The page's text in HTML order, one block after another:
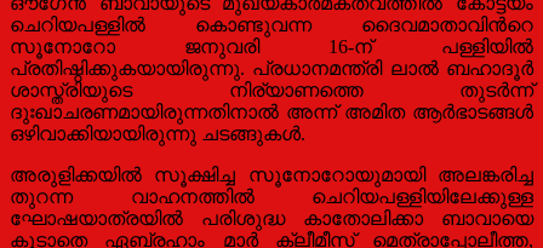
ചെറിയപള്ളില്‍ കൊണ്ടുവന്ന ദൈവമാതാവിന്‍റെ
സൂനോറോ ജനുവരി 16-ന് പള്ളിയില്‍
പ്രതിഷ്ഠിക്കുകയായിരുന്നു. പ്രധാനമന്ത്രി ലാല്‍ ബഹാദൂര്‍
ശാസ്ത്രിയുടെ നിര്യാണത്തെ തുടര്‍ന്ന്
ദുഃഖാചരണമായിരുന്നതിനാല്‍ അന്ന് അമിത ആര്‍ഭാടങ്ങള്‍
ഒഴിവാക്കിയായിരുന്നു ചടങ്ങുകള്‍.
അരുളിക്കയില്‍ സൂക്ഷിച്ച സൂനോറോയുമായി അലങ്കരിച്ച
തുറന്ന വാഹനത്തില്‍ ചെറിയപള്ളിയിലേക്കുള്ള
ഘോഷയാത്രയില്‍ പരിശുദ്ധ കാതോലിക്കാ ബാവായെ
കൂടാതെ ഏബ്രഹാം മാര്‍ ക്ലീമീസ് മെത്രാപ്പോലീത്ത,